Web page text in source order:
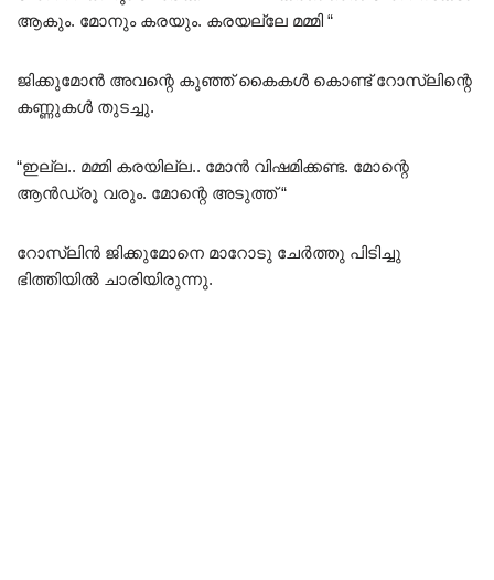
ആകും. മോനും കരയും. കരയല്ലേ മമ്മി “
ജിക്കുമോൻ അവന്റെ കുഞ്ഞ് കൈകൾ കൊണ്ട് റോസ്‌ലിന്റെ
കണ്ണുകൾ തുടച്ചു.
“ഇല്ല.. മമ്മി കരയില്ല.. മോൻ വിഷമിക്കണ്ട. മോന്റെ
ആൻഡ്രൂ വരും. മോന്റെ അടുത്ത് “
റോസ്‌ലിൻ ജിക്കുമോനെ മാറോടു ചേർത്തു പിടിച്ചു
ഭിത്തിയിൽ ചാരിയിരുന്നു.